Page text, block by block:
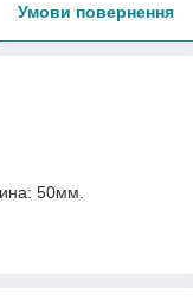
Умови повернення
50мм.